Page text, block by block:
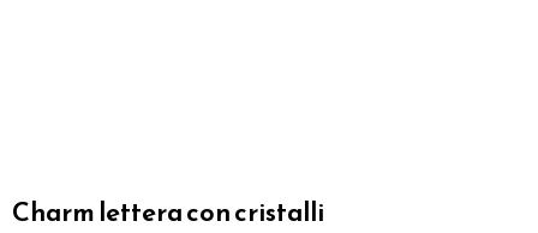
Charm lettera con cristalli